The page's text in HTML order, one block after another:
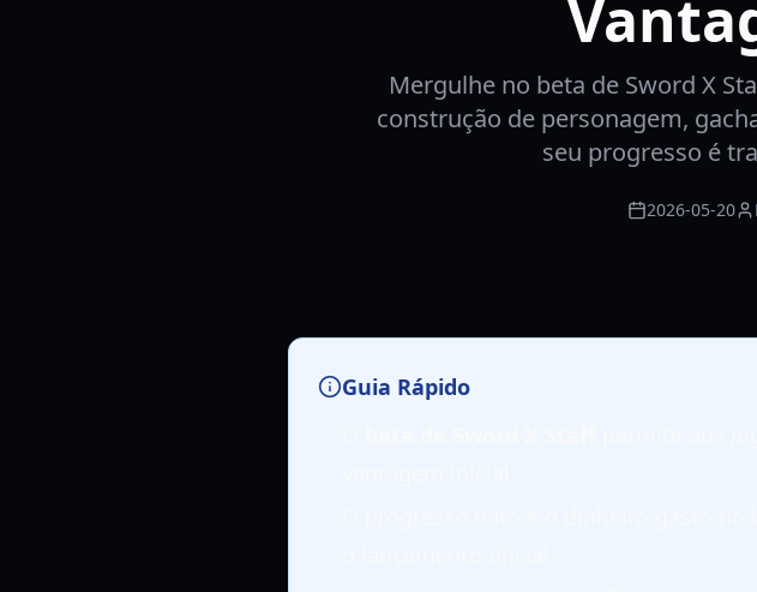
Mergulhe no beta de Sword X
construção de personagem,
seu progresso é
2026-05-20
Guia Rápido